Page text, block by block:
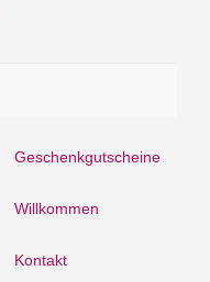
Geschenkgutscheine
Willkommen
Kontakt